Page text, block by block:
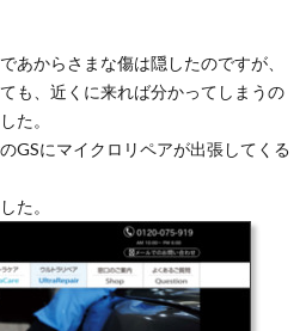
あからさまな傷は隠したのですが、
も、近くに来れば分かってしまうの
た。
GSにマイクロリペアが出張してくる
た。